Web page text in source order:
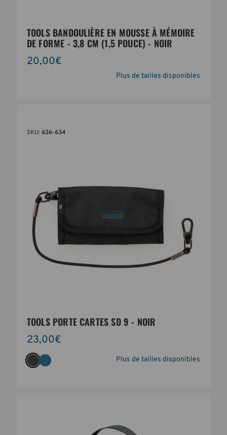
TOOLS BANDOULIÈRE EN MOUSSE À MÉMOIRE
DE FORME - 3,8 CM (1,5 POUCE) - NOIR
20,00€
Plus de tailles disponibles
SKU: 636-634
TOOLS PORTE CARTES SD 9 - NOIR
23,00€
Plus de tailles disponibles